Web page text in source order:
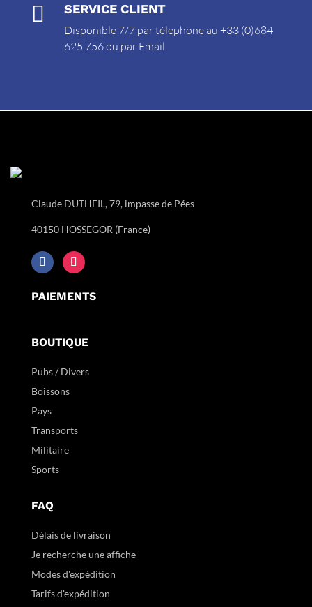
 SERVICE CLIENT
Disponible 7/7 par télephone au +33 (0)684
625 756 ou par Email
Claude DUTHEIL, 79, impasse de Pées
40150 HOSSEGOR (France)
PAIEMENTS
BOUTIQUE
Pubs / Divers
Boissons
Pays
Transports
Militaire
Sports
FAQ
Délais de livraison
Je recherche une affiche
Modes d'expédition
Tarifs d'expédition